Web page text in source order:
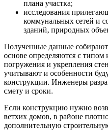
плана участка;
исследования
коммунальных сетей и
зданий, природных
Полученные данные
основе определяются с
погружения и укрепления
учитывают и особенности
конструкции. Инженеры
смету и сроки.
Если конструкцию нужно
ветхих домов, в районе
дополнительную